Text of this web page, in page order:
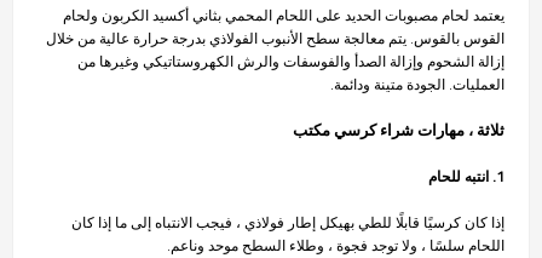
يعتمد لحام مصبوبات الحديد على اللحام المحمي بثاني أكسيد الكربون ولحام
القوس بالقوس. يتم معالجة سطح الأنبوب الفولاذي بدرجة حرارة عالية من خلال
إزالة الشحوم وإزالة الصدأ والفوسفات والرش الكهروستاتيكي وغيرها من
العمليات. الجودة متينة ودائمة.
ثلاثة ، مهارات شراء كرسي مكتب
1. انتبه للحام
إذا كان كرسيًا قابلًا للطي بهيكل إطار فولاذي ، فيجب الانتباه إلى ما إذا كان
اللحام سلسًا ، ولا توجد فجوة ، وطلاء السطح موحد وناعم.